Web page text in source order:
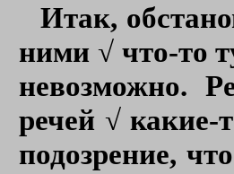
Итак,
ними √ что-то
невозможно.
речей √ какие-
подозрение,